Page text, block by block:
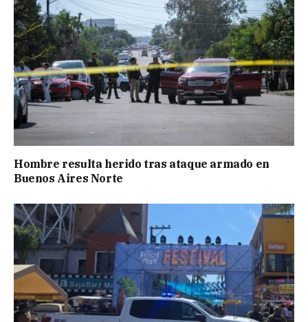
Hombre resulta herido tras ataque armado en
Buenos Aires Norte